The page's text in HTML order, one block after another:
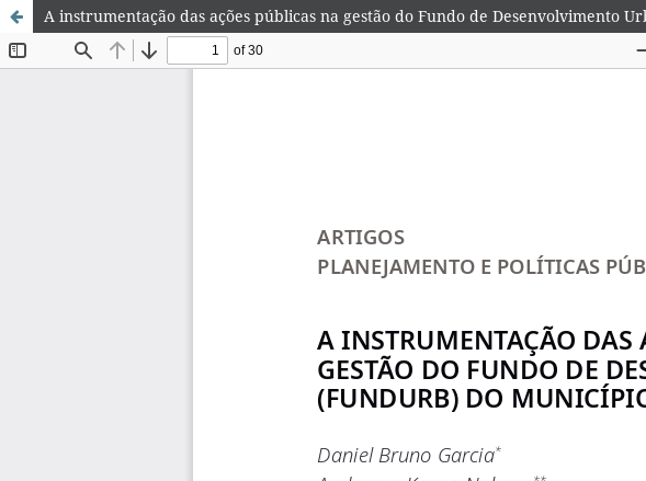
A instrumentação das ações públicas na gestão do Fundo de Desenvolvimento